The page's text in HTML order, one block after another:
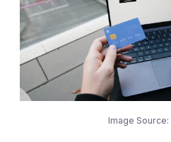
Image Source: